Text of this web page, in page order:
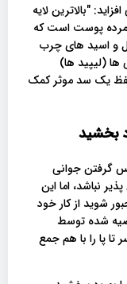
"بالاترین لایه
پوست است که
و اسید های چرب
(لیپید ها)
یک سد موثر کمک
بخشید
گرفتن جوانی
نباشد، اما این
شوید از کار خود
شده توسط
پا را با هم جمع